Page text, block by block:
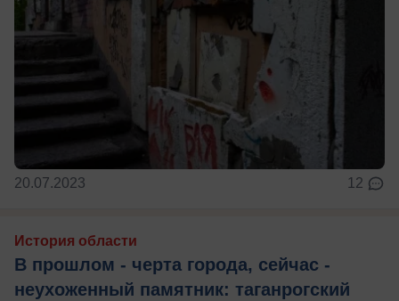
20.07.2023 12
История области
В прошлом - черта города, сейчас -
неухоженный памятник: таганрогский